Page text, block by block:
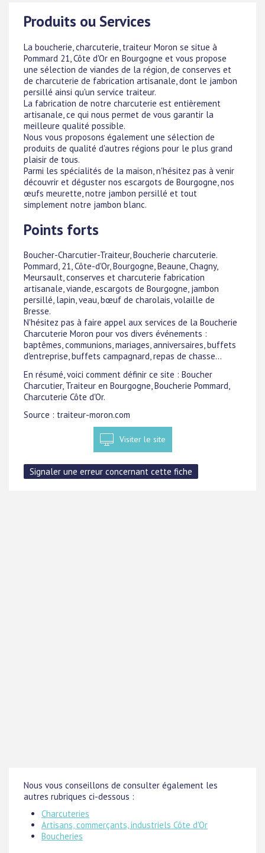
Produits ou Services
La boucherie, charcuterie, traiteur Moron se situe à
Pommard 21, Côte d'Or en Bourgogne et vous propose
une sélection de viandes de la région, de conserves et
de charcuterie de fabrication artisanale, dont le jambon
persillé ainsi qu'un service traiteur.
La fabrication de notre charcuterie est entièrement
artisanale, ce qui nous permet de vous garantir la
meilleure qualité possible.
Nous vous proposons également une sélection de
produits de qualité d'autres régions pour le plus grand
plaisir de tous.
Parmi les spécialités de la maison, n'hésitez pas à venir
découvrir et déguster nos escargots de Bourgogne, nos
œufs meurette, notre jambon persillé et tout
simplement notre jambon blanc.
Points forts
Boucher-Charcutier-Traiteur, Boucherie charcuterie.
Pommard, 21, Côte-d'Or, Bourgogne, Beaune, Chagny,
Meursault, conserves et charcuterie fabrication
artisanale, viande, escargots de Bourgogne, jambon
persillé, lapin, veau, bœuf de charolais, volaille de
Bresse.
N'hésitez pas à faire appel aux services de la Boucherie
Charcuterie Moron pour vos divers événements :
baptêmes, communions, mariages, anniversaires, buffets
d'entreprise, buffets campagnard, repas de chasse...
En résumé, voici comment définir ce site : Boucher
Charcutier, Traiteur en Bourgogne, Boucherie Pommard,
Charcuterie Côte d'Or.
Source : traiteur-moron.com
Visiter le site
Nous vous conseillons de consulter également les
autres rubriques ci-dessous :
Charcuteries
Artisans, commerçants, industriels Côte d'Or
Boucheries